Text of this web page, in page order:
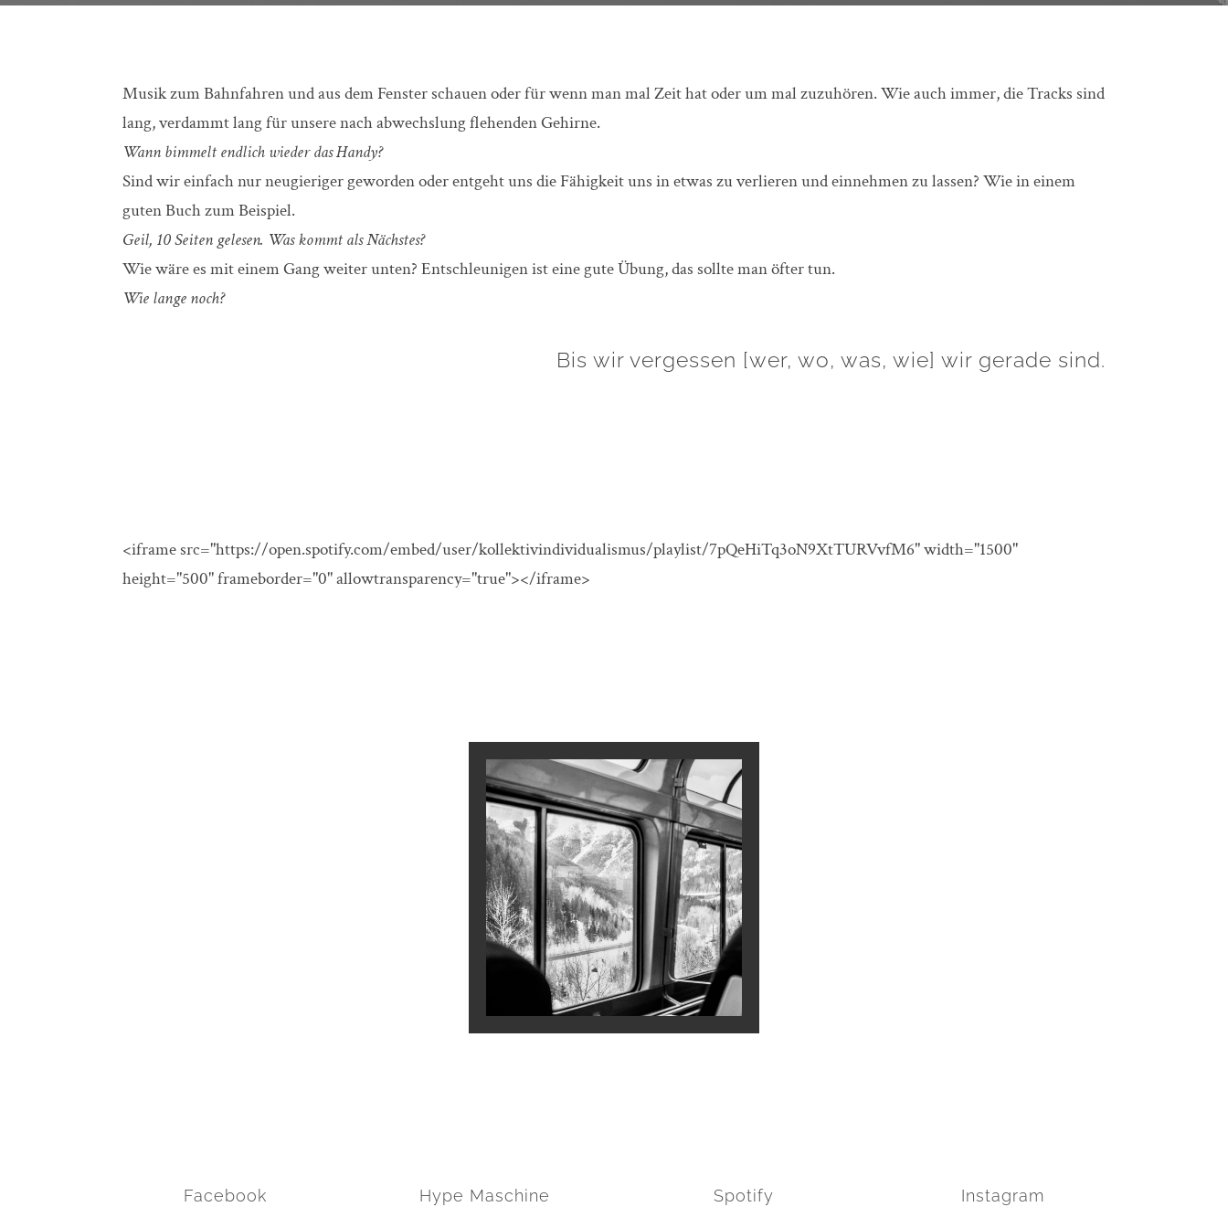
Musik zum Bahnfahren und aus dem Fenster schauen oder für wenn man mal Zeit hat oder um mal zuzuhören. Wie auch immer, die Tracks sind
lang, verdammt lang für unsere nach abwechslung flehenden Gehirne.
Wann bimmelt endlich wieder das Handy?
Sind wir einfach nur neugieriger geworden oder entgeht uns die Fähigkeit uns in etwas zu verlieren und einnehmen zu lassen? Wie in einem
guten Buch zum Beispiel.
Geil, 10 Seiten gelesen. Was kommt als Nächstes?
Wie wäre es mit einem Gang weiter unten? Entschleunigen ist eine gute Übung, das sollte man öfter tun.
Wie lange noch?
Bis wir vergessen [wer, wo, was, wie] wir gerade sind.
<iframe src="https://open.spotify.com/embed/user/kollektivindividualismus/playlist/7pQeHiTq3oN9XtTURVvfM6" width="1500"
height="500" frameborder="0" allowtransparency="true"></iframe>
Facebook Hype Maschine Spotify Instagram